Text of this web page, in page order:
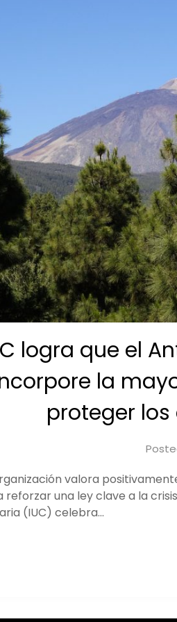
logra que el
la
proteger
valora
reforzar una ley clave a la
(IUC) celebra…